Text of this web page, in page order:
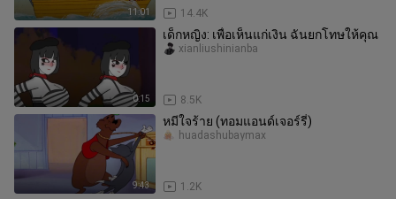
11:01 14.4K
0:15
เด็กหญิง: เพื่อเห็นแก่เงิน ฉันยกโทษให้คุณ
8.5K
xianliushinianba
9:43
หมีใจร้าย (ทอมแอนด์เจอร์รี่)
1.2K
huadashubaymax